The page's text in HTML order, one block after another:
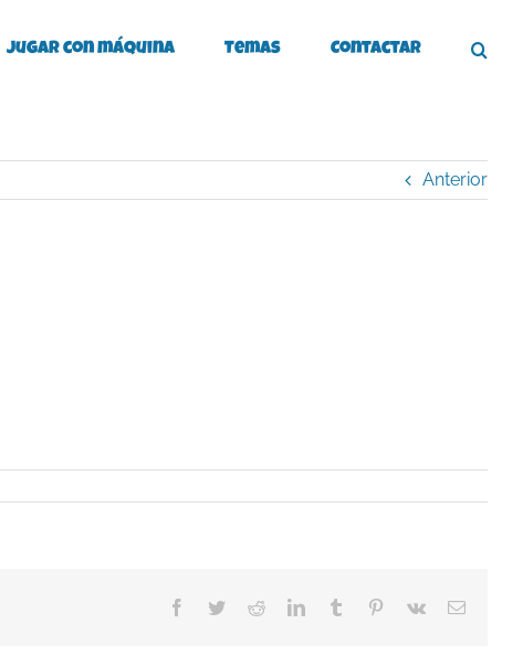
Jugar con máquina Temas Contactar
Anterior
Facebook
TwitterRedditLinkedInTumblr Pinterest
Vk
Correo